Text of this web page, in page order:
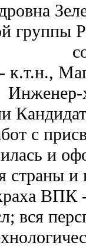
к.т.н.,
Инженер-
с
и
и
ВПК
вся